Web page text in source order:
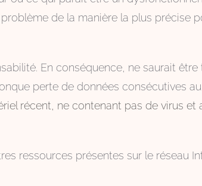
de la manière la plus précise
En conséquence, ne saurait être
perte de données consécutives au
récent, ne contenant pas de virus et
ressources présentes sur le réseau